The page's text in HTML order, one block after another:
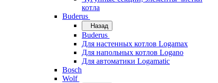
котла
Buderus
Назад
Buderus
Для настенных котлов Logamax
Для напольных котлов Logano
Для автоматики Logamatic
Bosch
Wolf